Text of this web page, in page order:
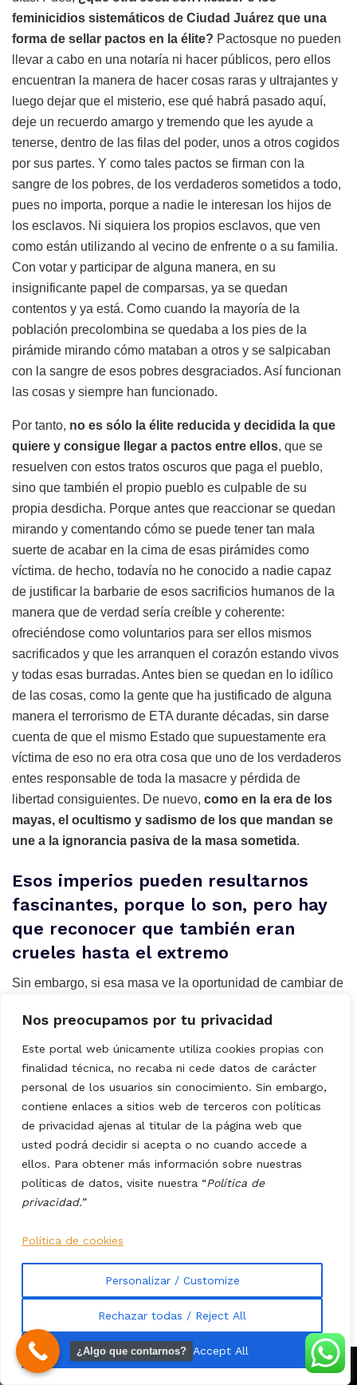
Nos preocupamos por tu privacidad
Este portal web únicamente utiliza cookies propias con
finalidad técnica, no recaba ni cede datos de carácter
personal de los usuarios sin conocimiento. Sin embargo,
contiene enlaces a sitios web de terceros con políticas
de privacidad ajenas al titular de la página web que
usted podrá decidir si acepta o no cuando accede a
ellos. Para obtener más información sobre nuestras
políticas de datos, visite nuestra “Política de
privacidad.”
Política de cookies
Personalizar / Customize
Rechazar todas / Reject All
Aceptar todas / Accept All
feminicidios sistemáticos de Ciudad Juárez que una
forma de sellar pactos en la élite? Pactosque no pueden
llevar a cabo en una notaría ni hacer públicos, pero ellos
encuentran la manera de hacer cosas raras y ultrajantes y
luego dejar que el misterio, ese qué habrá pasado aquí,
deje un recuerdo amargo y tremendo que les ayude a
tenerse, dentro de las filas del poder, unos a otros cogidos
por sus partes. Y como tales pactos se firman con la
sangre de los pobres, de los verdaderos sometidos a todo,
pues no importa, porque a nadie le interesan los hijos de
los esclavos. Ni siquiera los propios esclavos, que ven
como están utilizando al vecino de enfrente o a su familia.
Con votar y participar de alguna manera, en su
insignificante papel de comparsas, ya se quedan
contentos y ya está. Como cuando la mayoría de la
población precolombina se quedaba a los pies de la
pirámide mirando cómo mataban a otros y se salpicaban
con la sangre de esos pobres desgraciados. Así funcionan
las cosas y siempre han funcionado.
Por tanto, no es sólo la élite reducida y decidida la que
quiere y consigue llegar a pactos entre ellos, que se
resuelven con estos tratos oscuros que paga el pueblo,
sino que también el propio pueblo es culpable de su
propia desdicha. Porque antes que reaccionar se quedan
mirando y comentando cómo se puede tener tan mala
suerte de acabar en la cima de esas pirámides como
víctima. de hecho, todavía no he conocido a nadie capaz
de justificar la barbarie de esos sacrificios humanos de la
manera que de verdad sería creíble y coherente:
ofreciéndose como voluntarios para ser ellos mismos
sacrificados y que les arranquen el corazón estando vivos
y todas esas burradas. Antes bien se quedan en lo idílico
de las cosas, como la gente que ha justificado de alguna
manera el terrorismo de ETA durante décadas, sin darse
cuenta de que el mismo Estado que supuestamente era
víctima de eso no era otra cosa que uno de los verdaderos
entes responsable de toda la masacre y pérdida de
libertad consiguientes. De nuevo, como en la era de los
mayas, el ocultismo y sadismo de los que mandan se
une a la ignorancia pasiva de la masa sometida.
Esos imperios pueden resultarnos
fascinantes, porque lo son, pero hay
que reconocer que también eran
crueles hasta el extremo
Sin embargo, si esa masa ve la oportunidad de cambiar de
oportunidades y menos sacrificios (literales) para ellos, no
dudarán mucho en oponerse a los antiguos amos y aliarse
con los que les parecen más tolerantes. Más benignos.
Sólo así se explica la velocidad con la que los
españoles pudieron hacerse los dueños de un
continente entero en tan poco tiempo: porque los
propios subyugados a esos imperios mencionados
constituida en la infantería más fiel y entregada en las
batallas y vieron a los presuntamente malvados españoles
como libertadores. Los verdaderos libertadores de toda
siempre rechazados, en sus países, por la población
indígena en general.
El 95% de las tropas de Cortés o Pizarro y otros
conquistadores eran gente de allí, de las tribus y pueblos
sometidos poresos imperios que pueden resultarnos
¿Algo que contarnos?